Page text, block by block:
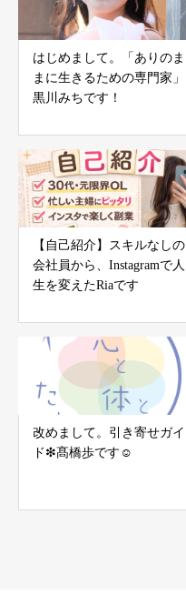
はじめまして。「ありのま
まに生きるための専門家」
黒川みちです！
【自己紹介】スキルなしの
会社員から、Instagramで人
生を変えたRiaです
改めまして。引き寄せガイ
ド❇︎髙橋歩です☺︎